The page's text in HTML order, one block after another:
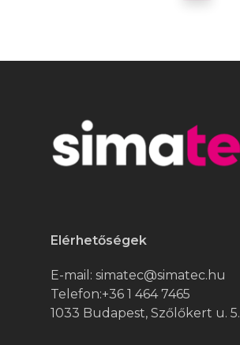
Elérhetőségek
E-mail: simatec@simatec.hu
Telefon:+36 1 464 7465
1033 Budapest, Szőlőkert u. 5.